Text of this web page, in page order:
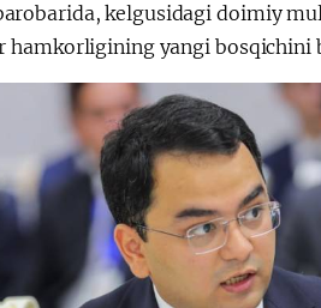
kelgusidagi doimiy
hamkorligining yangi bosqichini